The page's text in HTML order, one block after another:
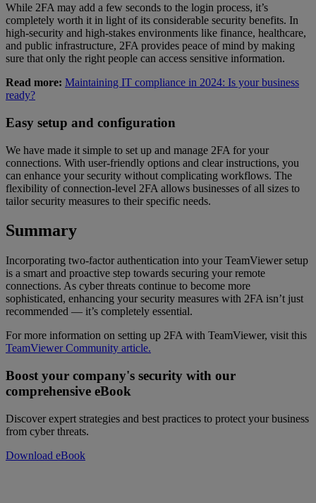
While 2FA may add a few seconds to the login process, it’s
completely worth it in light of its considerable security benefits. In
high-security and high-stakes environments like finance, healthcare,
and public infrastructure, 2FA provides peace of mind by making
sure that only the right people can access sensitive information.
Read more: Maintaining IT compliance in 2024: Is your business
ready?
Easy setup and configuration
We have made it simple to set up and manage 2FA for your
connections. With user-friendly options and clear instructions, you
can enhance your security without complicating workflows. The
flexibility of connection-level 2FA allows businesses of all sizes to
tailor security measures to their specific needs.
Summary
Incorporating two-factor authentication into your TeamViewer setup
is a smart and proactive step towards securing your remote
connections. As cyber threats continue to become more
sophisticated, enhancing your security measures with 2FA isn’t just
recommended — it’s completely essential.
For more information on setting up 2FA with TeamViewer, visit this
TeamViewer Community article.
Boost your company's security with our
comprehensive eBook
Discover expert strategies and best practices to protect your business
from cyber threats.
Download eBook